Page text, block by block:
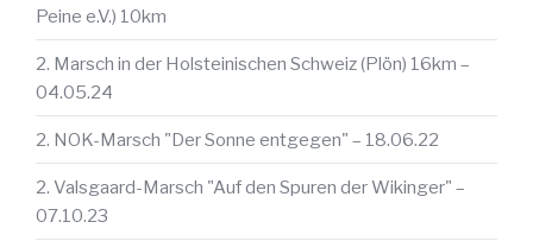
Peine e.V.) 10km
2. Marsch in der Holsteinischen Schweiz (Plön) 16km –
04.05.24
2. NOK-Marsch "Der Sonne entgegen" – 18.06.22
2. Valsgaard-Marsch "Auf den Spuren der Wikinger" –
07.10.23